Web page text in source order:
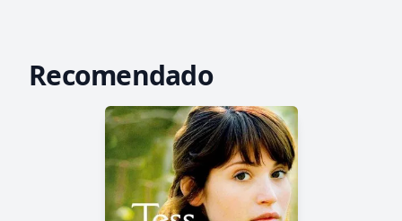
Recomendado